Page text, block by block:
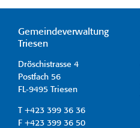
Gemeindeverwaltung
Triesen
Dröschistrasse 4
Postfach 56
FL-9495 Triesen
T +423 399 36 36
F +423 399 36 50